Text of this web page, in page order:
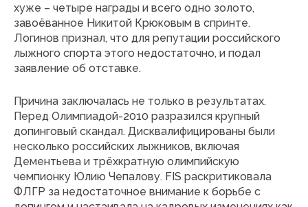
хуже – четыре награды и всего одно золото,
завоёванное Никитой Крюковым в спринте.
Логинов признал, что для репутации российского
лыжного спорта этого недостаточно, и подал
заявление об отставке.
Причина заключалась не только в результатах.
Перед Олимпиадой-2010 разразился крупный
допинговый скандал. Дисквалифицированы были
несколько российских лыжников, включая
Дементьева и трёхкратную олимпийскую
чемпионку Юлию Чепалову. FIS раскритиковала
ФЛГР за недостаточное внимание к борьбе с